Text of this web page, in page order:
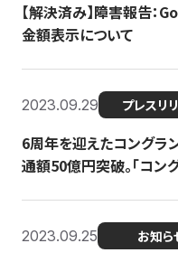
【解決済み】障害報告
金額表示について
2023.09.29 プレスリ
6周年を迎えたコングラ
通額50億円突破。「コン
2023.09.25 お知ら